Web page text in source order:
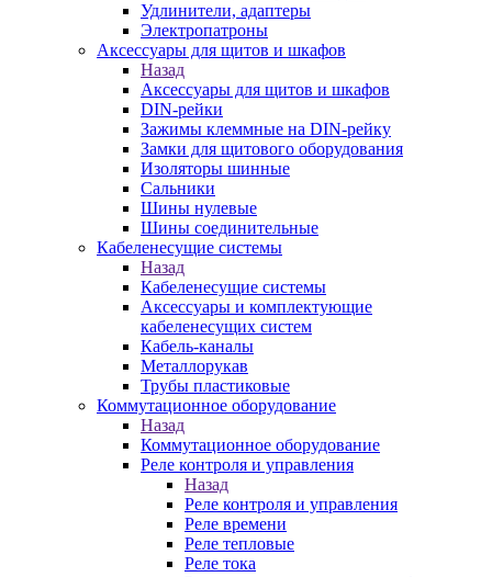
Удлинители, адаптеры
Электропатроны
Аксессуары для щитов и шкафов
Назад
Аксессуары для щитов и шкафов
DIN-рейки
Зажимы клеммные на DIN-рейку
Замки для щитового оборудования
Изоляторы шинные
Сальники
Шины нулевые
Шины соединительные
Кабеленесущие системы
Назад
Кабеленесущие системы
Аксессуары и комплектующие
кабеленесущих систем
Кабель-каналы
Металлорукав
Трубы пластиковые
Коммутационное оборудование
Назад
Коммутационное оборудование
Реле контроля и управления
Назад
Реле контроля и управления
Реле времени
Реле тепловые
Реле тока